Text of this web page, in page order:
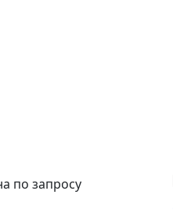
по запросу